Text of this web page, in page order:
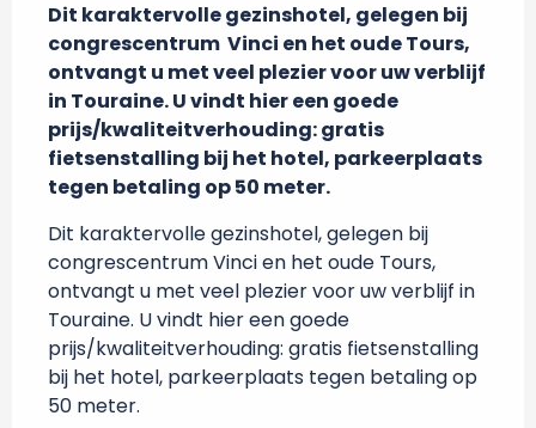
Dit karaktervolle gezinshotel, gelegen bij
congrescentrum  Vinci en het oude Tours,
ontvangt u met veel plezier voor uw verblijf
in Touraine. U vindt hier een goede
prijs/kwaliteitverhouding: gratis
fietsenstalling bij het hotel, parkeerplaats
tegen betaling op 50 meter.
Dit karaktervolle gezinshotel, gelegen bij
congrescentrum Vinci en het oude Tours,
ontvangt u met veel plezier voor uw verblijf in
Touraine. U vindt hier een goede
prijs/kwaliteitverhouding: gratis fietsenstalling
bij het hotel, parkeerplaats tegen betaling op
50 meter.